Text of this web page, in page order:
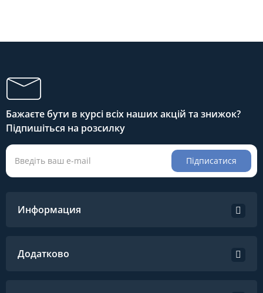
Бажаєте бути в курсі всіх наших акцій та знижок?
Підпишіться на розсилку
Підписатися
Информация
Додатково